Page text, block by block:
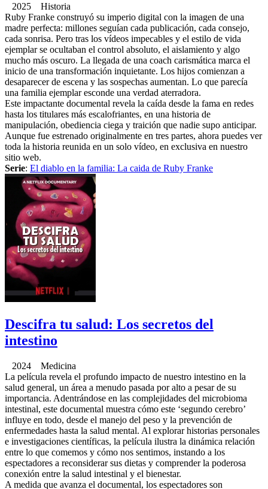
2025 Historia
Ruby Franke construyó su imperio digital con la imagen de una
madre perfecta: millones seguían cada publicación, cada consejo,
cada sonrisa. Pero tras los vídeos impecables y el estilo de vida
ejemplar se ocultaban el control absoluto, el aislamiento y algo
mucho más oscuro. La llegada de una coach carismática marca el
inicio de una transformación inquietante. Los hijos comienzan a
desaparecer de escena y las sospechas aumentan. Lo que parecía
una familia ejemplar esconde una verdad aterradora.
Este impactante documental revela la caída desde la fama en redes
hasta los titulares más escalofriantes, en una historia de
manipulación, obediencia ciega y traición que nadie supo anticipar.
Aunque fue estrenado originalmente en tres partes, ahora puedes ver
toda la historia reunida en un solo vídeo, en exclusiva en nuestro
sitio web.
Serie: El diablo en la familia: La caida de Ruby Franke
Descifra tu salud: Los secretos del
intestino
2024 Medicina
La película revela el profundo impacto de nuestro intestino en la
salud general, un área a menudo pasada por alto a pesar de su
importancia. Adentrándose en las complejidades del microbioma
intestinal, este documental muestra cómo este ‘segundo cerebro’
influye en todo, desde el manejo del peso y la prevención de
enfermedades hasta la salud mental. Al explorar historias personales
e investigaciones científicas, la película ilustra la dinámica relación
entre lo que comemos y cómo nos sentimos, instando a los
espectadores a reconsiderar sus dietas y comprender la poderosa
conexión entre la salud intestinal y el bienestar.
A medida que avanza el documental, los espectadores son